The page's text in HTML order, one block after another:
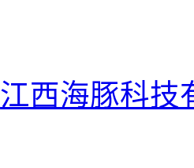
江西海豚科技